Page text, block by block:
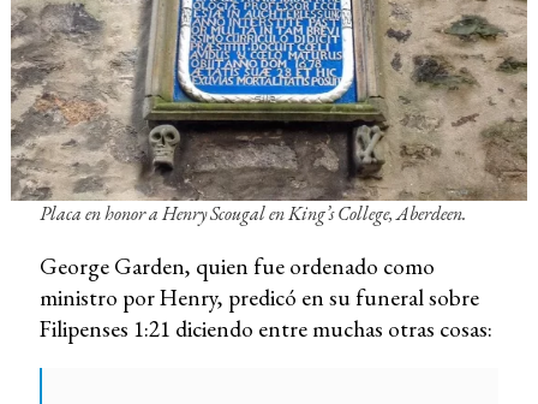
Placa en honor a Henry Scougal en King’s College, Aberdeen.
George Garden, quien fue ordenado como
ministro por Henry, predicó en su funeral sobre
Filipenses 1:21 diciendo entre muchas otras cosas: